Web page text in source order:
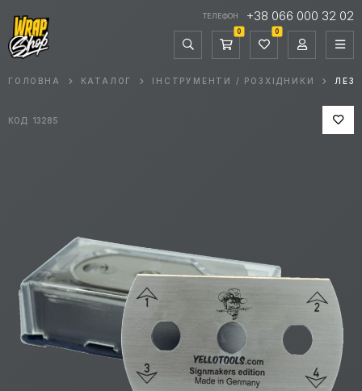
ТЕЛЕФОН +38 066 000 32 02
0 0
ГОЛОВНА КАТАЛОГ ІНСТРУМЕНТИ / РОЗХІДНИКИ
КОД: 13285